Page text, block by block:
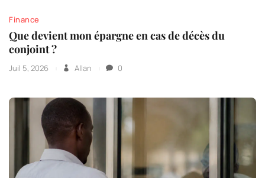
Finance
Que devient mon épargne en cas de décès du
conjoint ?
Juil 5, 2026 Allan 0